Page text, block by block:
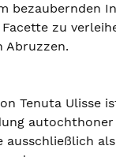
bezaubernden
zu
Abruzzen.
Tenuta Ulisse
ausschließlich